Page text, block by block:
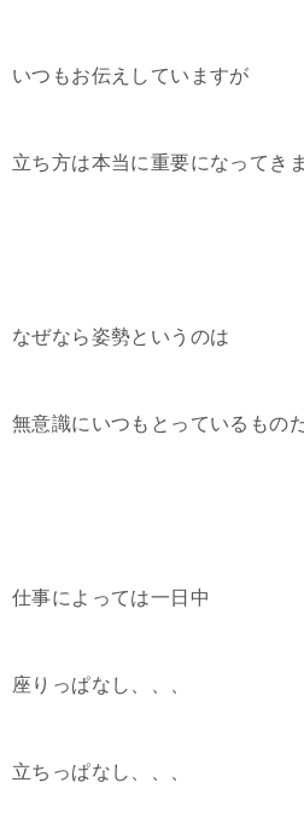
いつもお伝えしていますが
立ち方は本当に重要になってきま
なぜなら姿勢というのは
無意識にいつもとっているもの
仕事によっては一日中
座りっぱなし、、、
立ちっぱなし、、、